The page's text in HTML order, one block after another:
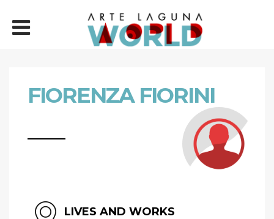
FIORENZA FIORINI
LIVES AND WORKS